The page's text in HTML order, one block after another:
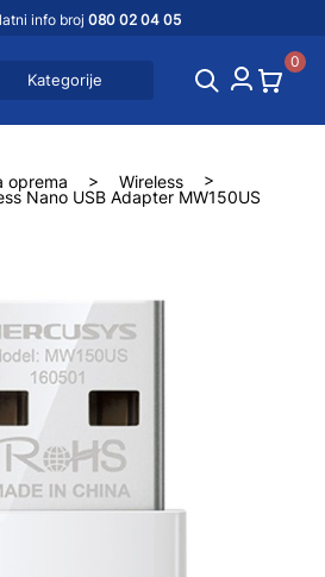
info broj 080 02 04 05
Kategorije
0
oprema > Wireless
>
Nano USB Adapter MW150US